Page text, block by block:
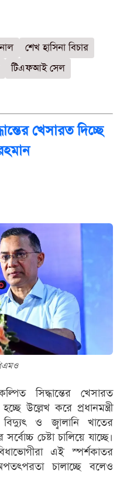
শেখ হাসিনা বিচার
টিএফআই সেল
খেসারত দিচ্ছে
সিদ্ধান্তের খেসারত
উল্লেখ করে প্রধানমন্ত্রী
ও জ্বালানি খাতের
চেষ্টা চালিয়ে যাচ্ছে।
এই স্পর্শকাতর
চালাচ্ছে বলেও